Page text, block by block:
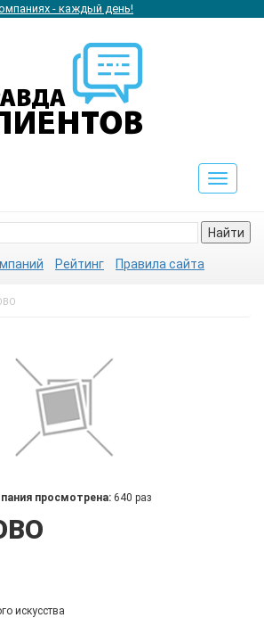
- каждый день!
Toggle
Найти
Рейтинг Правила сайта
просмотрена: 640 раз
искусства